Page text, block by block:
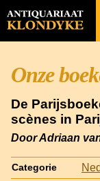
Onze
De
scènes in
Door Adriaan
Categorie